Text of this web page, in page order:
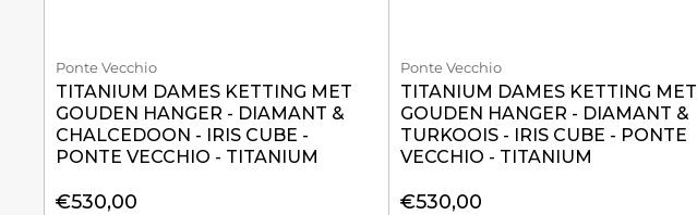
Ponte Vecchio
TITANIUM DAMES KETTING MET
GOUDEN HANGER - DIAMANT &
CHALCEDOON - IRIS CUBE -
PONTE VECCHIO - TITANIUM
€530,00
Ponte Vecchio
TITANIUM DAMES KETTING MET
GOUDEN HANGER - DIAMANT &
TURKOOIS - IRIS CUBE - PONTE
VECCHIO - TITANIUM
€530,00